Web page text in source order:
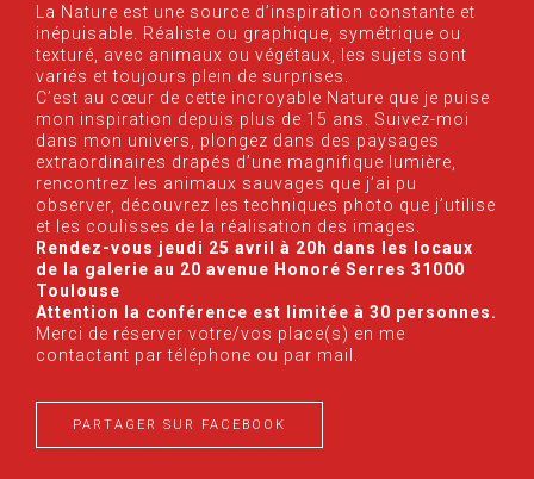
La Nature est une source d’inspiration constante et
inépuisable. Réaliste ou graphique, symétrique ou
texturé, avec animaux ou végétaux, les sujets sont
variés et toujours plein de surprises.
C’est au cœur de cette incroyable Nature que je puise
mon inspiration depuis plus de 15 ans. Suivez-moi
dans mon univers, plongez dans des paysages
extraordinaires drapés d’une magnifique lumière,
rencontrez les animaux sauvages que j’ai pu
observer, découvrez les techniques photo que j’utilise
et les coulisses de la réalisation des images.
Rendez-vous jeudi 25 avril à 20h dans les locaux
de la galerie au 20 avenue Honoré Serres 31000
Toulouse
Attention la conférence est limitée à 30 personnes.
Merci de réserver votre/vos place(s) en me
contactant par téléphone ou par mail.
PARTAGER SUR FACEBOOK